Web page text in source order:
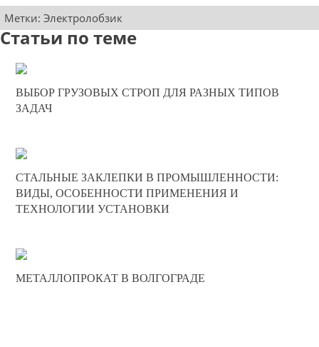
Метки: Электролобзик
Статьи по теме
0
ВЫБОР ГРУЗОВЫХ СТРОП ДЛЯ РАЗНЫХ ТИПОВ
ЗАДАЧ
0
623
СТАЛЬНЫЕ ЗАКЛЕПКИ В ПРОМЫШЛЕННОСТИ:
ВИДЫ, ОСОБЕННОСТИ ПРИМЕНЕНИЯ И
ТЕХНОЛОГИИ УСТАНОВКИ
МЕТАЛЛОПРОКАТ В ВОЛГОГРАДЕ